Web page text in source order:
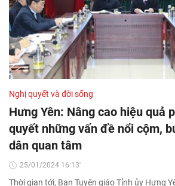
Nghị quyết và đời sống
Hưng Yên: Nâng cao hiệu quả
quyết những vấn đề nổi cộm,
dân quan tâm
25/01/2024 16:13'
Thời gian tới, Ban Tuyên giáo Tỉnh ủy Hưng